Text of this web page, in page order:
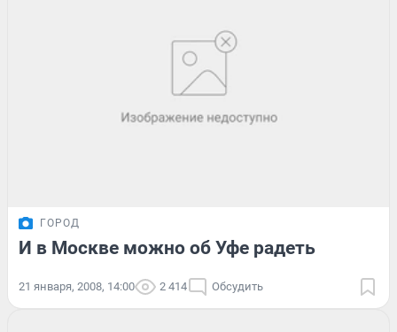
ГОРОД
И в Москве можно об Уфе радеть
21 января, 2008, 14:00 2 414 Обсудить